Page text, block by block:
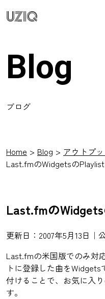
UZIQ
Blog
ブログ
Home Blog
アウトプ
Last.fmのWidgetsの
Last.fmの
更新日：2007年5月13日｜
Last.fmの米国版でのみ対
トに登録した曲を
付けることで、お気に入
す。